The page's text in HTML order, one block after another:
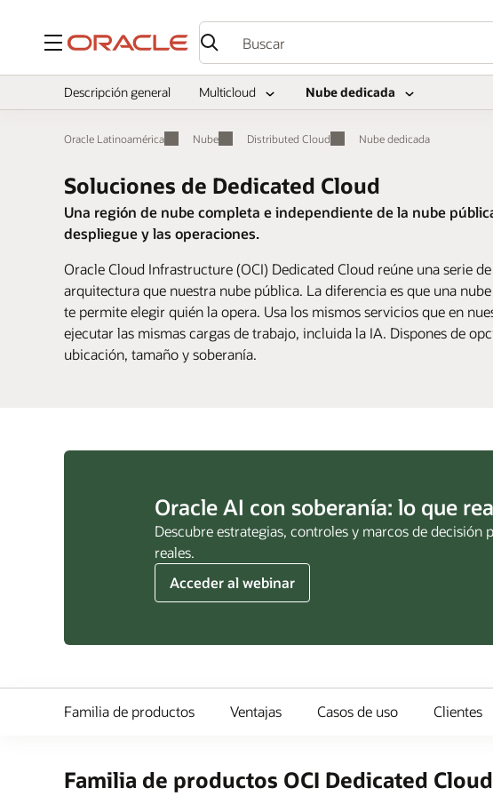
Menú
Descripción general Multicloud Nube dedicada
Oracle Latinoamérica Nube Distributed Cloud Nube dedicada
Soluciones de Dedicated Cloud
Una región de nube completa e independiente de la nube
despliegue y las operaciones.
Oracle Cloud Infrastructure (OCI) Dedicated Cloud reúne una serie
arquitectura que nuestra nube pública. La diferencia es que una
te permite elegir quién la opera. Usa los mismos servicios que en
ejecutar las mismas cargas de trabajo, incluida la IA. Dispones de
ubicación, tamaño y soberanía.
Oracle AI con soberanía: lo que
Descubre estrategias, controles y marcos de
reales.
Acceder al webinar
Familia de productos Ventajas Casos de uso Clientes
Familia de productos OCI Dedicated Cloud